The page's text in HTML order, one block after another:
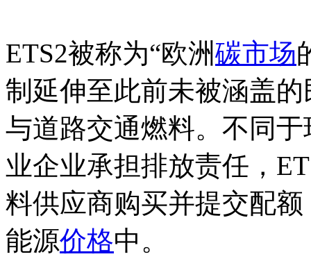
ETS2被称为“欧洲碳市场
制延伸至此前未被涵盖
与道路交通燃料。不同
业企业承担排放责任，
料供应商购买并提交配
能源价格中。